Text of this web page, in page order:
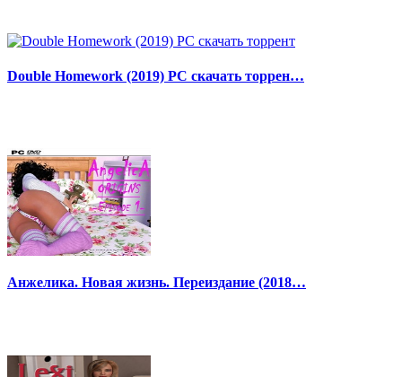
Double Homework (2019) PC скачать торрен…
Анжелика. Новая жизнь. Переиздание (2018…